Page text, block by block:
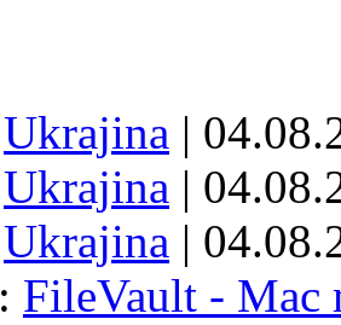
Ukrajina |
Ukrajina |
Ukrajina |
: FileVault - Mac